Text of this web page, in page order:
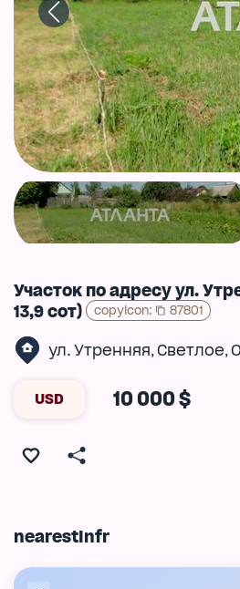
Участок по адресу ул.
13,9 сот)
copyIcon: 87801
ул. Утренняя, Светлое,
USD 10 000 $
nearestInfr